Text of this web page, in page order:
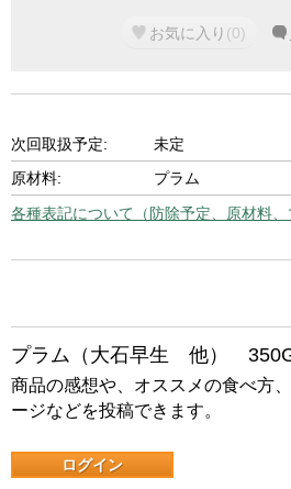
お気に入り (0)
次回取扱予定:
未定
原材料:
プラム
各種表記について（防除予定、原材料、
プラム（大石早生 他）
商品の感想や、オススメの食べ方
ージなどを投稿できます。
ログイン